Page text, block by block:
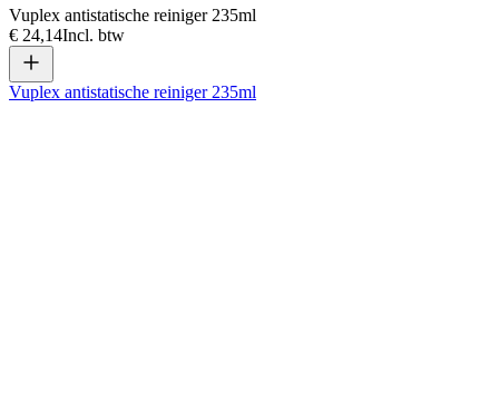
Vuplex antistatische reiniger 235ml
€ 24,14Incl. btw
Vuplex antistatische reiniger 235ml